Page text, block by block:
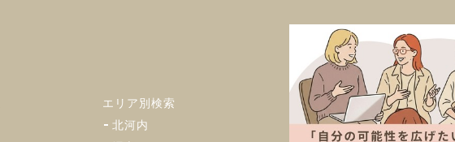
エリア別検索
北河内